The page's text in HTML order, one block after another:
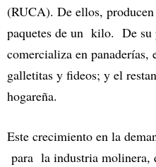
(RUCA). De ellos,
paquetes de un kilo. De su
comercializa en panaderías,
galletitas y fideos; y el
hogareña.
Este crecimiento en la
para la industria molinera,